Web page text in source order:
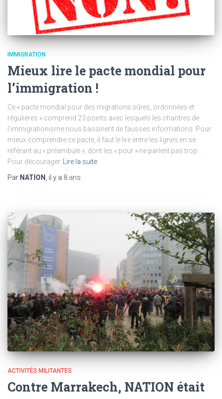
IMMIGRATION
Mieux lire le pacte mondial pour
l’immigration !
Ce « pacte mondial pour des migrations sûres, ordonnées et
régulières » comprend 23 points avec lesquels les chantres de
l’immigrationisme nous bassinent de fausses informations. Pour
mieux comprendre ce pacte, il faut le lire entre les lignes en se
référant au « préambule », dont les « pour » ne parlent pas trop…
Pour décourager Lire la suite
Par NATION , il y a 8 ans
ACTIVITÉS MILITANTES
Contre Marrakech, NATION était